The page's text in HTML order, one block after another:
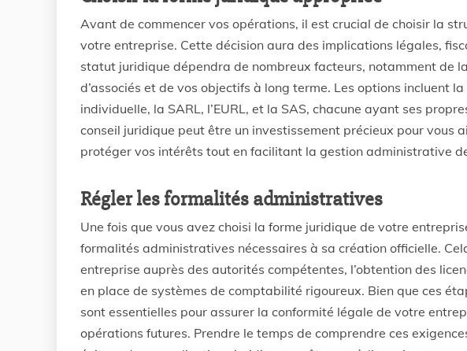
Avant de commencer vos opérations, il est crucial de choisir la
votre entreprise. Cette décision aura des implications légales,
statut juridique dépendra de nombreux facteurs, notamment de
d’associés et de vos objectifs à long terme. Les options incluent
individuelle, la SARL, l’EURL, et la SAS, chacune ayant ses
conseil juridique peut être un investissement précieux pour vous
protéger vos intérêts tout en facilitant la gestion administrative
Régler les formalités administratives
Une fois que vous avez choisi la forme juridique de votre
formalités administratives nécessaires à sa création officielle.
entreprise auprès des autorités compétentes, l’obtention des
en place de systèmes de comptabilité rigoureux. Bien que ces
sont essentielles pour assurer la conformité légale de votre
opérations futures. Prendre le temps de comprendre ces